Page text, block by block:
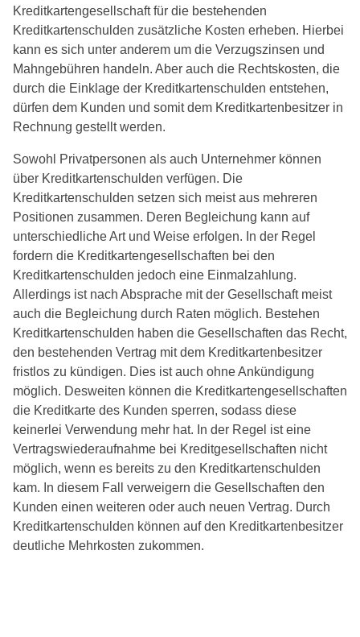
Kreditkartengesellschaft für die bestehenden
Kreditkartenschulden zusätzliche Kosten erheben. Hierbei
kann es sich unter anderem um die Verzugszinsen und
Mahngebühren handeln. Aber auch die Rechtskosten, die
durch die Einklage der Kreditkartenschulden entstehen,
dürfen dem Kunden und somit dem Kreditkartenbesitzer in
Rechnung gestellt werden.
Sowohl Privatpersonen als auch Unternehmer können
über Kreditkartenschulden verfügen. Die
Kreditkartenschulden setzen sich meist aus mehreren
Positionen zusammen. Deren Begleichung kann auf
unterschiedliche Art und Weise erfolgen. In der Regel
fordern die Kreditkartengesellschaften bei den
Kreditkartenschulden jedoch eine Einmalzahlung.
Allerdings ist nach Absprache mit der Gesellschaft meist
auch die Begleichung durch Raten möglich. Bestehen
Kreditkartenschulden haben die Gesellschaften das Recht,
den bestehenden Vertrag mit dem Kreditkartenbesitzer
fristlos zu kündigen. Dies ist auch ohne Ankündigung
möglich. Desweiten können die Kreditkartengesellschaften
die Kreditkarte des Kunden sperren, sodass diese
keinerlei Verwendung mehr hat. In der Regel ist eine
Vertragswiederaufnahme bei Kreditgesellschaften nicht
möglich, wenn es bereits zu den Kreditkartenschulden
kam. In diesem Fall verweigern die Gesellschaften den
Kunden einen weiteren oder auch neuen Vertrag. Durch
Kreditkartenschulden können auf den Kreditkartenbesitzer
deutliche Mehrkosten zukommen.